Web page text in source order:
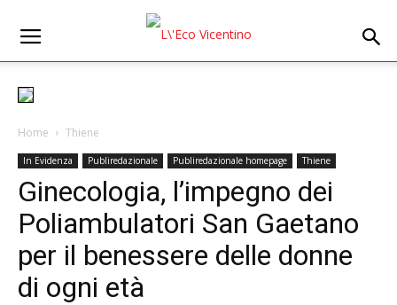
Home Thiene
In Evidenza Publiredazionale Publiredazionale homepage Thiene
Ginecologia, l’impegno dei
Poliambulatori San Gaetano
per il benessere delle donne
di ogni età